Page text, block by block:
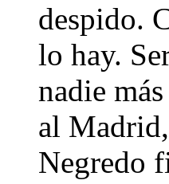
despido.
lo hay.
nadie
al
Negredo